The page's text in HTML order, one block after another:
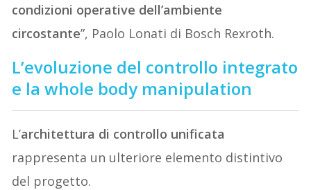
condizioni operative dell’ambiente
circostante”, Paolo Lonati di Bosch Rexroth.
L’evoluzione del controllo integrato
e la whole body manipulation
L’architettura di controllo unificata
rappresenta un ulteriore elemento distintivo
del progetto.